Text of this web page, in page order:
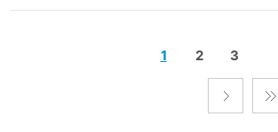
1 2 3